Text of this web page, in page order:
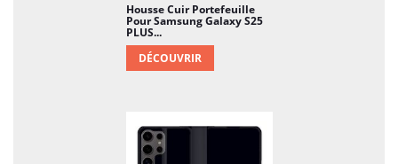
Housse Cuir Portefeuille
Pour Samsung Galaxy S25
PLUS...
DÉCOUVRIR